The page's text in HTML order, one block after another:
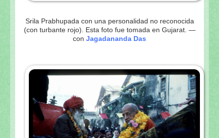
Srila Prabhupada con una personalidad no reconocida
(con turbante rojo). Esta foto fue tomada en Gujarat. —
con Jagadananda Das